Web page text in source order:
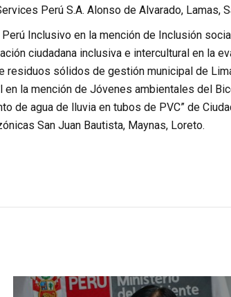
Perú S.A. Alonso de Alvarado, Lamas,
Perú Inclusivo en la mención de Inclusión
ciudadana inclusiva e intercultural en la
residuos sólidos de gestión municipal de
en la mención de Jóvenes ambientales del
de agua de lluvia en tubos de PVC” de
San Juan Bautista, Maynas, Loreto.